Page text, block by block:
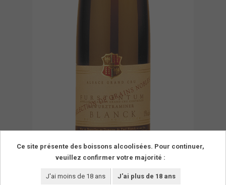
Ce site présente des boissons alcoolisées. Pour continuer,
veuillez confirmer votre majorité :
J'ai moins de 18 ans J'ai plus de 18 ans